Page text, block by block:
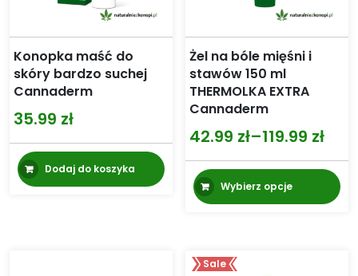
Konopka maść do
skóry bardzo suchej
Cannaderm
35.99 zł
Dodaj do koszyka
Żel na bóle mięśni i
stawów 150 ml
THERMOLKA EXTRA
Cannaderm
42.99 zł–119.99 zł
Zakres
cen:
od
119.99 zł
Wybierz opcje
Sale